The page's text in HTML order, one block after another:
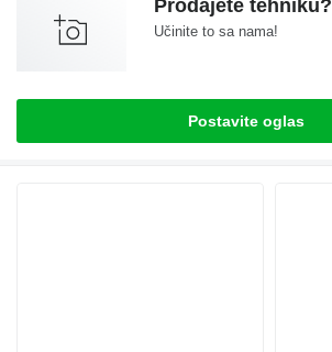
Prodajete tehniku?
Učinite to sa nama!
Postavite oglas